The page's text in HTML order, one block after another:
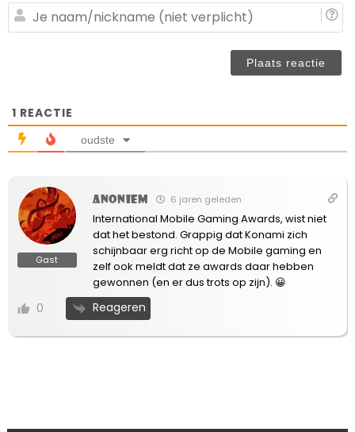
1 REACTIE
oudste
Gast
Anoniem 6 jaren geleden
International Mobile Gaming Awards, wist niet
dat het bestond. Grappig dat Konami zich
schijnbaar erg richt op de Mobile gaming en
zelf ook meldt dat ze awards daar hebben
gewonnen (en er dus trots op zijn). 😀
0 Reageren